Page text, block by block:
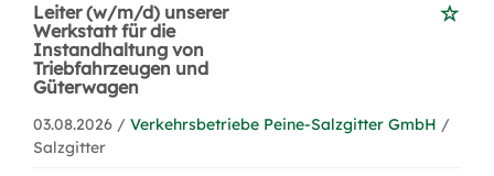
Leiter (w/m/d) unserer
Werkstatt für die
Instandhaltung von
Triebfahrzeugen und
Güterwagen
03.08.2026 / Verkehrsbetriebe Peine-Salzgitter GmbH /
Salzgitter